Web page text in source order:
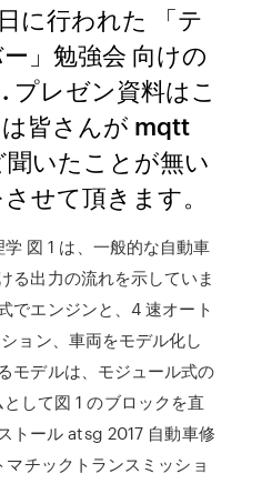
に行われた 「テ
」勉強会 向けの
プレゼン資料はこ
皆さんが mqtt
いたことが無い
せて頂きます。
図 1 は、一般的な自動車
る出力の流れを示していま
でエンジンと、4 速オート
ョン、車両をモデル化し
モデルは、モジュール式の
して図 1 のブロックを直
トール atsg 2017 自動車修
チックトランスミッショ